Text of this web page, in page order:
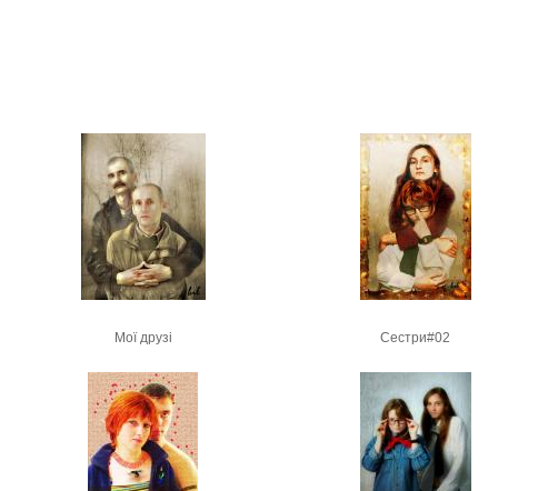
Мої друзі Сестри#02